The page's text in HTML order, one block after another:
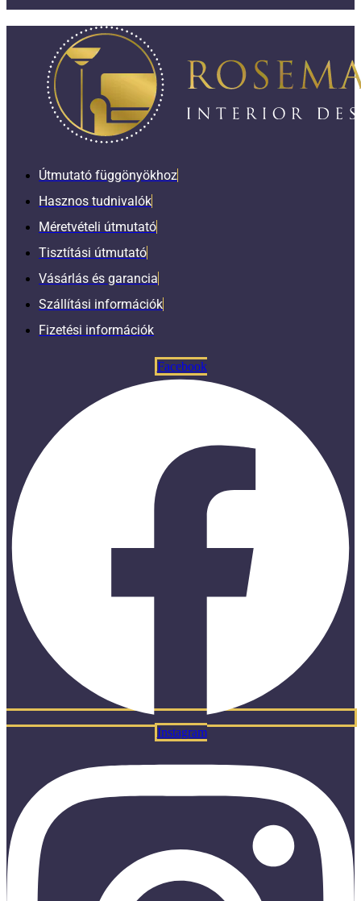
Útmutató függönyökhoz
Hasznos tudnivalók
Méretvételi útmutató
Tisztítási útmutató
Vásárlás és garancia
Szállítási információk
Fizetési információk
Facebook
Instagram